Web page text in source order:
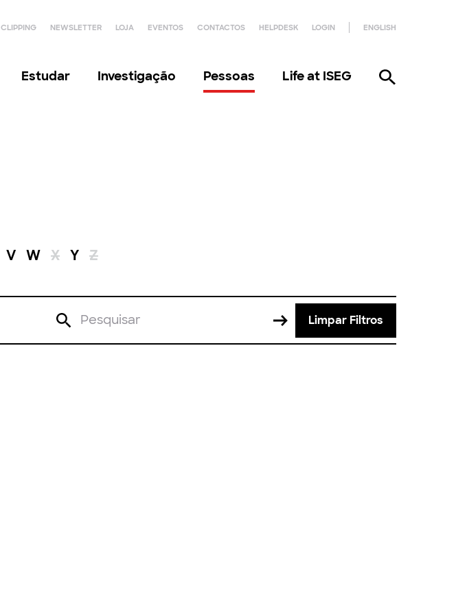
CLIPPING NEWSLETTER LOJA EVENTOS CONTACTOS HELPDESK LOGIN ENGLISH
Estudar Investigação Pessoas Life at ISEG
V W X Y Z
Limpar Filtros